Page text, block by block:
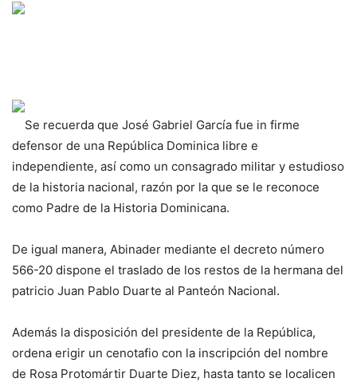
Se recuerda que José Gabriel García fue in firme
defensor de una República Dominica libre e
independiente, así como un consagrado militar y estudioso
de la historia nacional, razón por la que se le reconoce
como Padre de la Historia Dominicana.
De igual manera, Abinader mediante el decreto número
566-20 dispone el traslado de los restos de la hermana del
patricio Juan Pablo Duarte al Panteón Nacional.
Además la disposición del presidente de la República,
ordena erigir un cenotafio con la inscripción del nombre
de Rosa Protomártir Duarte Diez, hasta tanto se localicen